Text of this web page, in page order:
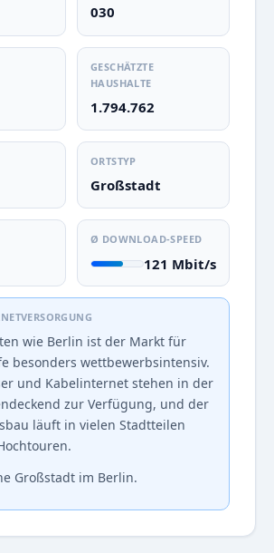
030
GESCHÄTZTE
HAUSHALTE
1.794.762
ORTSTYP
Großstadt
Ø DOWNLOAD-SPEED
121 Mbit/s
wie Berlin ist der Markt für
besonders wettbewerbsintensiv.
und Kabelinternet stehen in der
zur Verfügung, und der
läuft in vielen Stadtteilen
Großstadt im Berlin.